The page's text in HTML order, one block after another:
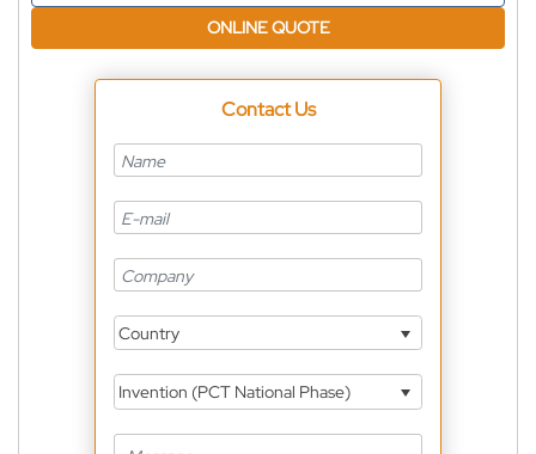
ONLINE QUOTE
Contact Us
Country
Invention (PCT National Phase)